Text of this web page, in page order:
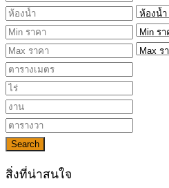
Search
สิ่งที่น่าสนใจ